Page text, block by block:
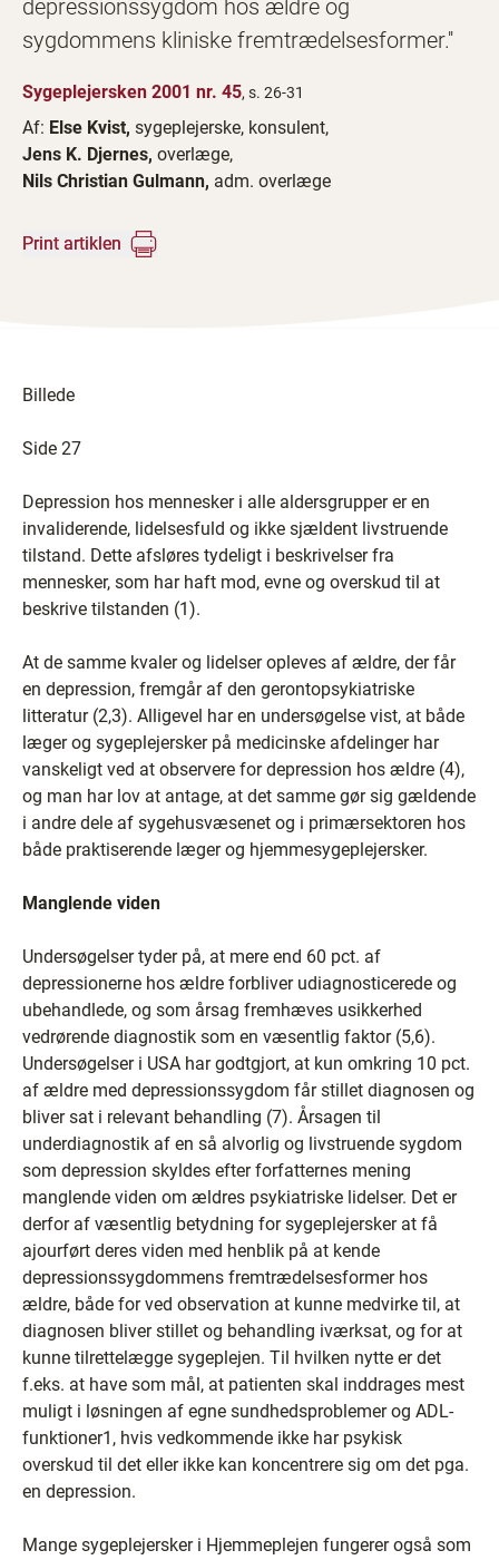
depressionssygdom hos ældre og
sygdommens kliniske fremtrædelsesformer.''
Sygeplejersken 2001 nr. 45, s. 26-31
Af: Else Kvist, sygeplejerske, konsulent,
Jens K. Djernes, overlæge,
Nils Christian Gulmann, adm. overlæge
Print artiklen
Billede
Side 27
Depression hos mennesker i alle aldersgrupper er en
invaliderende, lidelsesfuld og ikke sjældent livstruende
tilstand. Dette afsløres tydeligt i beskrivelser fra
mennesker, som har haft mod, evne og overskud til at
beskrive tilstanden (1).
At de samme kvaler og lidelser opleves af ældre, der får
en depression, fremgår af den gerontopsykiatriske
litteratur (2,3). Alligevel har en undersøgelse vist, at både
læger og sygeplejersker på medicinske afdelinger har
vanskeligt ved at observere for depression hos ældre (4),
og man har lov at antage, at det samme gør sig gældende
i andre dele af sygehusvæsenet og i primærsektoren hos
både praktiserende læger og hjemmesygeplejersker.
Manglende viden
Undersøgelser tyder på, at mere end 60 pct. af
depressionerne hos ældre forbliver udiagnosticerede og
ubehandlede, og som årsag fremhæves usikkerhed
vedrørende diagnostik som en væsentlig faktor (5,6).
Undersøgelser i USA har godtgjort, at kun omkring 10 pct.
af ældre med depressionssygdom får stillet diagnosen og
bliver sat i relevant behandling (7). Årsagen til
underdiagnostik af en så alvorlig og livstruende sygdom
som depression skyldes efter forfatternes mening
manglende viden om ældres psykiatriske lidelser. Det er
derfor af væsentlig betydning for sygeplejersker at få
ajourført deres viden med henblik på at kende
depressionssygdommens fremtrædelsesformer hos
ældre, både for ved observation at kunne medvirke til, at
diagnosen bliver stillet og behandling iværksat, og for at
kunne tilrettelægge sygeplejen. Til hvilken nytte er det
f.eks. at have som mål, at patienten skal inddrages mest
muligt i løsningen af egne sundhedsproblemer og ADL-
funktioner1, hvis vedkommende ikke har psykisk
overskud til det eller ikke kan koncentrere sig om det pga.
en depression.
Mange sygeplejersker i Hjemmeplejen fungerer også som